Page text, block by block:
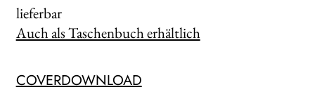
lieferbar
Auch als Taschenbuch erhältlich
COVERDOWNLOAD